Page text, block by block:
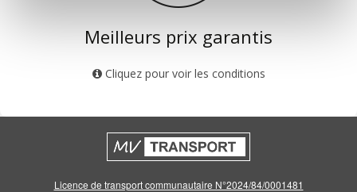
Meilleurs prix garantis
Cliquez pour voir les conditions
Licence de transport communautaire N°2024/84/0001481